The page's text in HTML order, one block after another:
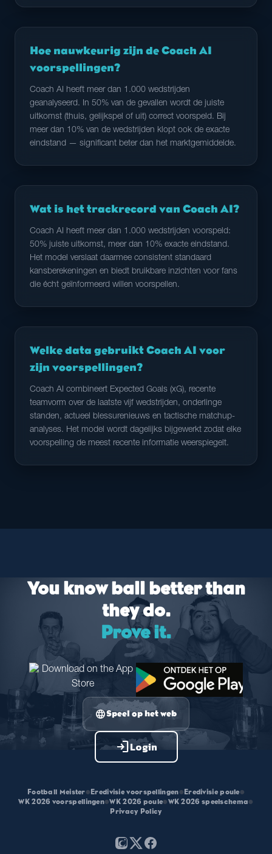
Hoe nauwkeurig zijn de Coach AI
voorspellingen?
Coach AI heeft meer dan 1.000 wedstrijden
geanalyseerd. In 50% van de gevallen wordt de juiste
uitkomst (thuis, gelijkspel of uit) correct voorspeld. Bij
meer dan 10% van de wedstrijden klopt ook de exacte
eindstand — significant beter dan het marktgemiddelde.
Wat is het trackrecord van Coach AI?
Coach AI heeft meer dan 1.000 wedstrijden voorspeld:
50% juiste uitkomst, meer dan 10% exacte eindstand.
Het model verslaat daarmee consistent standaard
kansberekeningen en biedt bruikbare inzichten voor fans
die écht geïnformeerd willen voorspellen.
Welke data gebruikt Coach AI voor
zijn voorspellingen?
Coach AI combineert Expected Goals (xG), recente
teamvorm over de laatste vijf wedstrijden, onderlinge
standen, actueel blessurenieuws en tactische matchup-
analyses. Het model wordt dagelijks bijgewerkt zodat elke
voorspelling de meest recente informatie weerspiegelt.
You know ball better than
they do.
Prove it.
languageSpeel op het web
loginLogin
Football Meister• Eredivisie voorspellingen• Eredivisie poule•
WK 2026 voorspellingen•WK 2026 poule•WK 2026 speelschema•
Privacy Policy